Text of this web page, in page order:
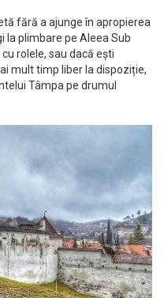
fără a ajunge în apropierea
la plimbare pe Aleea Sub
rolele, sau dacă ești
mult timp liber la dispoziție,
Tâmpa pe drumul